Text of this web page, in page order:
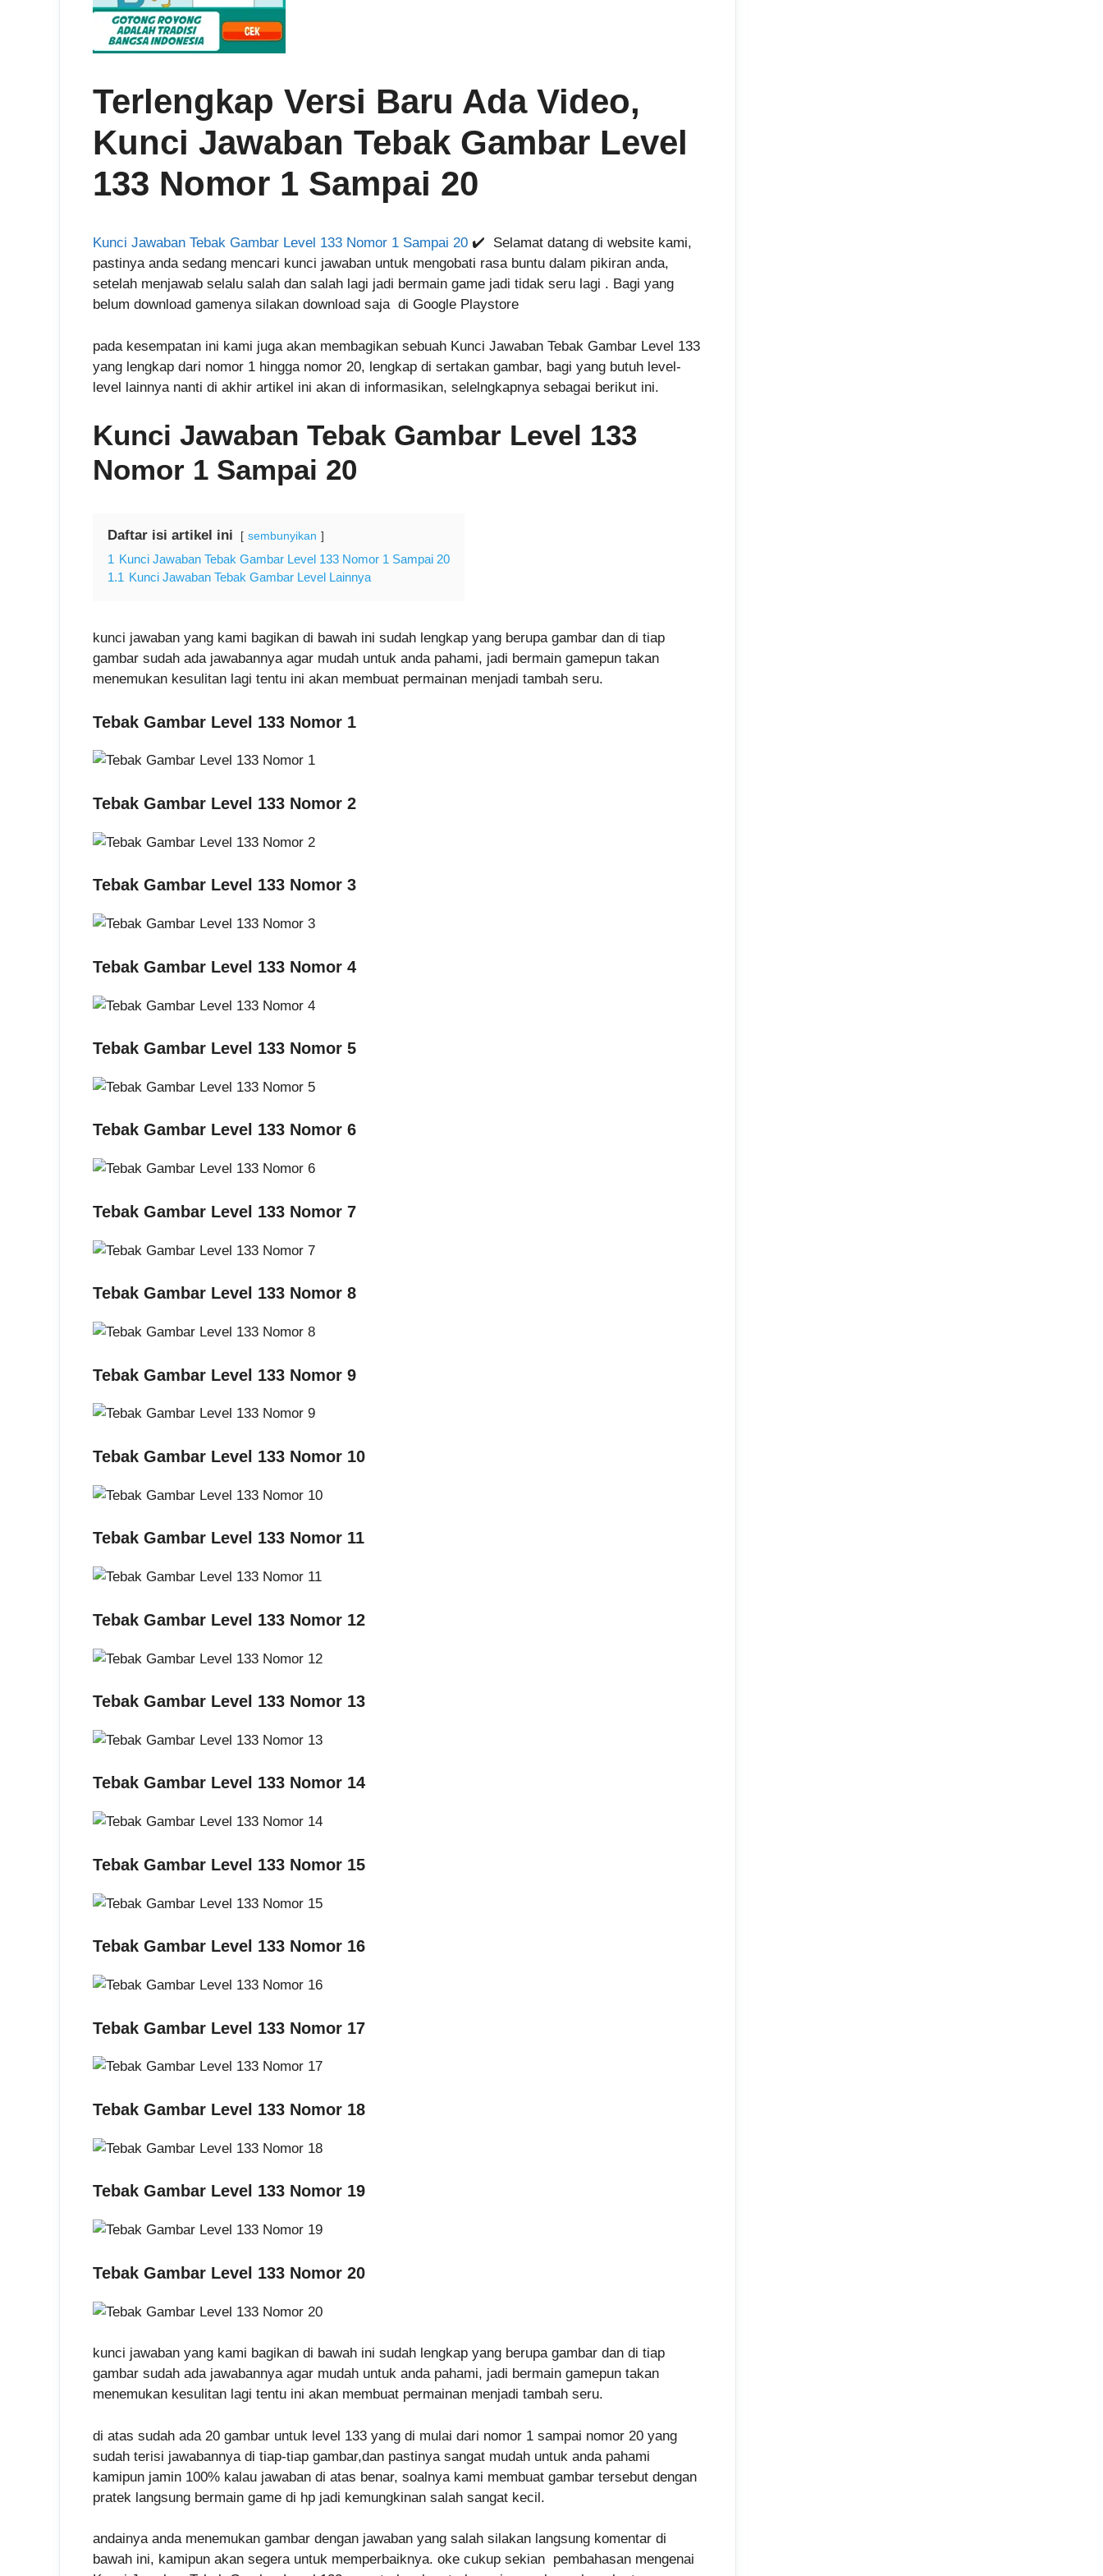
Terlengkap Versi Baru Ada Video,
Kunci Jawaban Tebak Gambar Level
133 Nomor 1 Sampai 20
Kunci Jawaban Tebak Gambar Level 133 Nomor 1 Sampai 20 ✔️ Selamat datang di website kami,
pastinya anda sedang mencari kunci jawaban untuk mengobati rasa buntu dalam pikiran anda,
setelah menjawab selalu salah dan salah lagi jadi bermain game jadi tidak seru lagi . Bagi yang
belum download gamenya silakan download saja di Google Playstore
pada kesempatan ini kami juga akan membagikan sebuah Kunci Jawaban Tebak Gambar Level 133
yang lengkap dari nomor 1 hingga nomor 20, lengkap di sertakan gambar, bagi yang butuh level-
level lainnya nanti di akhir artikel ini akan di informasikan, selelngkapnya sebagai berikut ini.
Kunci Jawaban Tebak Gambar Level 133
Nomor 1 Sampai 20
Daftar isi artikel ini sembunyikan
1 Kunci Jawaban Tebak Gambar Level 133 Nomor 1 Sampai 20
1.1 Kunci Jawaban Tebak Gambar Level Lainnya
kunci jawaban yang kami bagikan di bawah ini sudah lengkap yang berupa gambar dan di tiap
gambar sudah ada jawabannya agar mudah untuk anda pahami, jadi bermain gamepun takan
menemukan kesulitan lagi tentu ini akan membuat permainan menjadi tambah seru.
Tebak Gambar Level 133 Nomor 1
Tebak Gambar Level 133 Nomor 2
Tebak Gambar Level 133 Nomor 3
Tebak Gambar Level 133 Nomor 4
Tebak Gambar Level 133 Nomor 5
Tebak Gambar Level 133 Nomor 6
Tebak Gambar Level 133 Nomor 7
Tebak Gambar Level 133 Nomor 8
Tebak Gambar Level 133 Nomor 9
Tebak Gambar Level 133 Nomor 10
Tebak Gambar Level 133 Nomor 11
Tebak Gambar Level 133 Nomor 12
Tebak Gambar Level 133 Nomor 13
Tebak Gambar Level 133 Nomor 14
Tebak Gambar Level 133 Nomor 15
Tebak Gambar Level 133 Nomor 16
Tebak Gambar Level 133 Nomor 17
Tebak Gambar Level 133 Nomor 18
Tebak Gambar Level 133 Nomor 19
Tebak Gambar Level 133 Nomor 20
kunci jawaban yang kami bagikan di bawah ini sudah lengkap yang berupa gambar dan di tiap
gambar sudah ada jawabannya agar mudah untuk anda pahami, jadi bermain gamepun takan
menemukan kesulitan lagi tentu ini akan membuat permainan menjadi tambah seru.
di atas sudah ada 20 gambar untuk level 133 yang di mulai dari nomor 1 sampai nomor 20 yang
sudah terisi jawabannya di tiap-tiap gambar,dan pastinya sangat mudah untuk anda pahami
kamipun jamin 100% kalau jawaban di atas benar, soalnya kami membuat gambar tersebut dengan
pratek langsung bermain game di hp jadi kemungkinan salah sangat kecil.
andainya anda menemukan gambar dengan jawaban yang salah silakan langsung komentar di
bawah ini, kamipun akan segera untuk memperbaiknya. oke cukup sekian pembahasan mengenai